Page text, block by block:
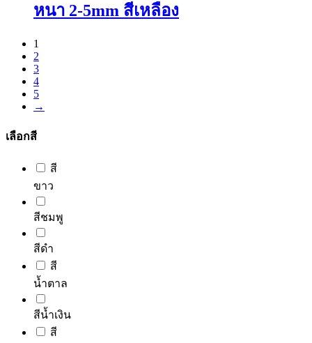
may
chosen
on
the
product
page
หนา 2-5mm สีเหลือง
This
product
has
multiple
variants.
The
may
be
on
the
product
page
1
2
3
4
5
→
เลือกสี
สี
ขาว
สีชมพู
สีดำ
สี
น้ำตาล
สีน้ำเงิน
สี